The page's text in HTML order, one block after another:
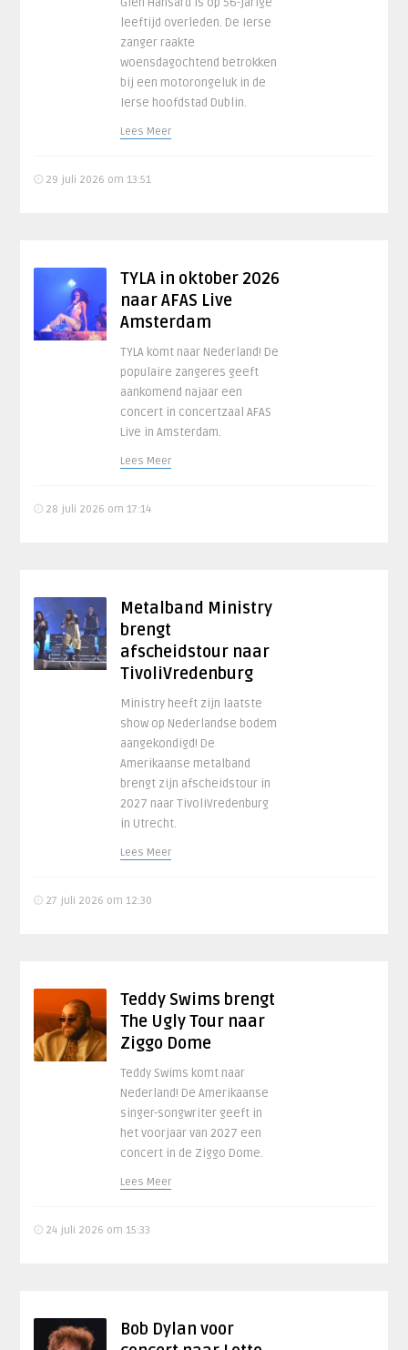
leeftijd overleden. De Ierse
zanger raakte
woensdagochtend betrokken
bij een motorongeluk in de
Ierse hoofdstad Dublin.
Lees Meer
29 juli 2026 om 13:51
TYLA in oktober 2026
naar AFAS Live
Amsterdam
TYLA komt naar Nederland! De
populaire zangeres geeft
aankomend najaar een
concert in concertzaal AFAS
Live in Amsterdam.
Lees Meer
28 juli 2026 om 17:14
Metalband Ministry
brengt
afscheidstour naar
TivoliVredenburg
Ministry heeft zijn laatste
show op Nederlandse bodem
aangekondigd! De
Amerikaanse metalband
brengt zijn afscheidstour in
2027 naar TivoliVredenburg
in Utrecht.
Lees Meer
27 juli 2026 om 12:30
Teddy Swims brengt
The Ugly Tour naar
Ziggo Dome
Teddy Swims komt naar
Nederland! De Amerikaanse
singer-songwriter geeft in
het voorjaar van 2027 een
concert in de Ziggo Dome.
Lees Meer
24 juli 2026 om 15:33
Bob Dylan voor